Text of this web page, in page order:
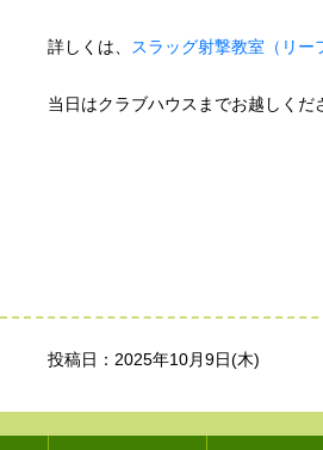
詳しくは、 スラッグ射撃教室（リー
当日はクラブハウスまでお越しくだ
埼玉県
投稿日：2025年10月9日(木)